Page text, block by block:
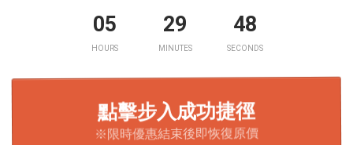
05
HOURS
29
MINUTES
47
SECONDS
點擊步入成功捷徑
※限時優惠結束後即恢復原價